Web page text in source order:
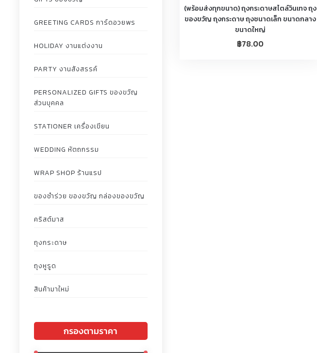
(พร้อมส่งทุกขนาด) ถุงกระดาษสไตล์วินเทจ ถุง
ของขวัญ ถุงกระดาษ ถุงชนาดเล็ก ขนาดกลาง
ขนาดใหญ่
฿78.00
GREETING CARDS การ์ดอวยพร
HOLIDAY งานแต่งงาน
PARTY งานสังสรรค์
PERSONALIZED GIFTS ของขวัญ
ส่วนบุคคล
STATIONER เครื่องเขียน
WEDDING หัตถกรรม
WRAP SHOP ร้านแรป
ของชำร่วย ของขวัญ กล่องของขวัญ
คริสต์มาส
ถุงกระดาษ
ถุงหูรูด
สินค้ามาใหม่
กรองตามราคา